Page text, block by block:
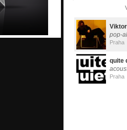
pop-
Praha
quite
Praha